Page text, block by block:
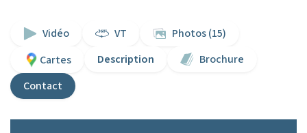
Vidéo VT
Photos (15)
Cartes
Description
Brochure
Contact